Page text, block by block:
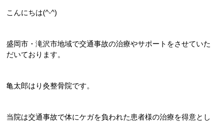
こんにちは(^-^)
盛岡市・滝沢市地域で交通事故の治療やサポートをさせていた
だいております。
亀太郎はり灸整骨院です。
当院は交通事故で体にケガを負われた患者様の治療を得意とし